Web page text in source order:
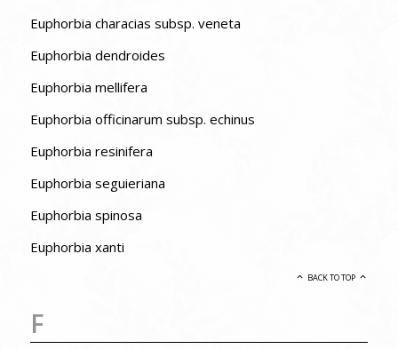
Euphorbia characias subsp. veneta
Euphorbia dendroides
Euphorbia mellifera
Euphorbia officinarum subsp. echinus
Euphorbia resinifera
Euphorbia seguieriana
Euphorbia spinosa
Euphorbia xanti
BACK TO TOP
F